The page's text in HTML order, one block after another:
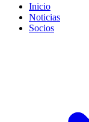
Inicio
Noticias
Socios